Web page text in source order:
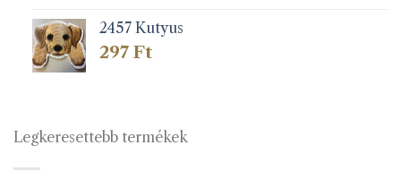
2457 Kutyus
297 Ft
Legkeresettebb termékek